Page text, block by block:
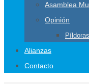
Asamblea
Opinión
Alianzas
Contacto